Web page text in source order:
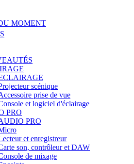
MOMENT
scénique
prise de vue
et logiciel d'éclairage
PRO
PRO
et enregistreur
son, contrôleur et DAW
de mixage